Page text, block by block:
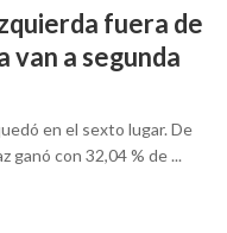
fuera de
van a segunda
en el sexto lugar. De
ganó con 32,04 % de ...